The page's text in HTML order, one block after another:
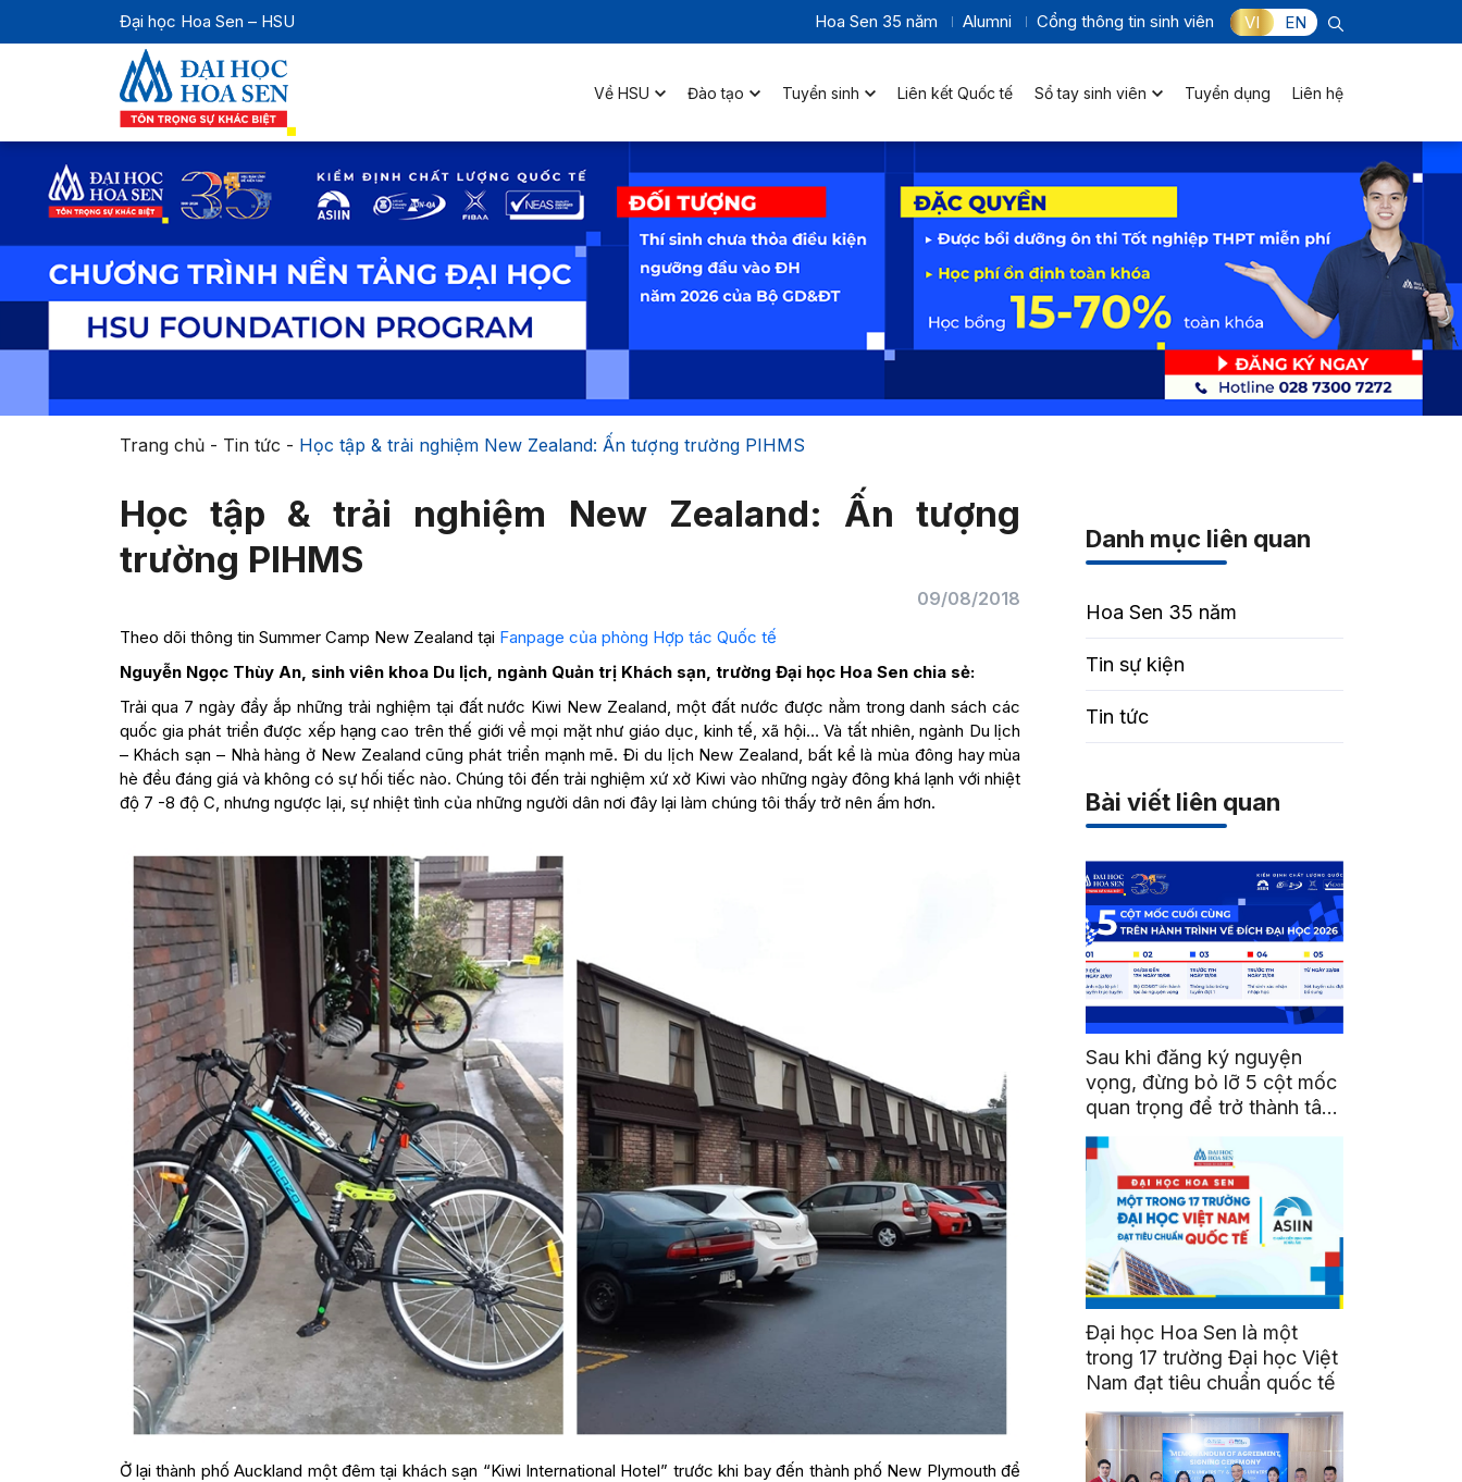
Đại học Hoa Sen – HSU Hoa Sen 35 năm Alumni Cổng thông tin sinh viên VI EN
Về HSU Đào tạo Tuyển sinh Liên kết Quốc tế Sổ tay sinh viên Tuyển dụng Liên hệ
Trang chủ- Tin tức - Học tập & trải nghiệm New Zealand: Ấn tượng trường PIHMS
Học tập & trải nghiệm New Zealand: Ấn tượng
trường PIHMS
09/08/2018
Theo dõi thông tin Summer Camp New Zealand tại Fanpage của phòng Hợp tác Quốc tế
Nguyễn Ngọc Thùy An, sinh viên khoa Du lịch, ngành Quản trị Khách sạn, trường Đại học Hoa Sen chia sẻ:
Trải qua 7 ngày đầy ắp những trải nghiệm tại đất nước Kiwi New Zealand, một đất nước được nằm trong danh sách các
quốc gia phát triển được xếp hạng cao trên thế giới về mọi mặt như giáo dục, kinh tế, xã hội… Và tất nhiên, ngành Du lịch
– Khách sạn – Nhà hàng ở New Zealand cũng phát triển mạnh mẽ. Đi du lịch New Zealand, bất kể là mùa đông hay mùa
hè đều đáng giá và không có sự hối tiếc nào. Chúng tôi đến trải nghiệm xứ xở Kiwi vào những ngày đông khá lạnh với nhiệt
độ 7 -8 độ C, nhưng ngược lại, sự nhiệt tình của những người dân nơi đây lại làm chúng tôi thấy trở nên ấm hơn.
Ở lại thành phố Auckland một đêm tại khách sạn “Kiwi International Hotel” trước khi bay đến thành phố New Plymouth để
Danh mục liên quan
Hoa Sen 35 năm
Tin sự kiện
Tin tức
Bài viết liên quan
Sau khi đăng ký nguyện
vọng, đừng bỏ lỡ 5 cột mốc
quan trọng để trở thành tân
sinh viên HSU
Đại học Hoa Sen là một
trong 17 trường Đại học Việt
Nam đạt tiêu chuẩn quốc tế